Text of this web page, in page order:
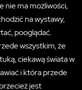
nie ma możliwości,
na wystawy,
pooglądać.
wszystkim, że
ciekawą świata w
i która przede
jest